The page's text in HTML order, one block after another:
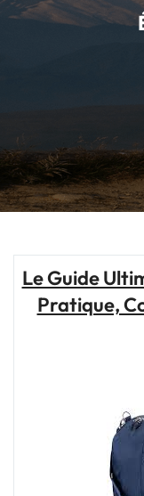
Le Guide
Pratique,